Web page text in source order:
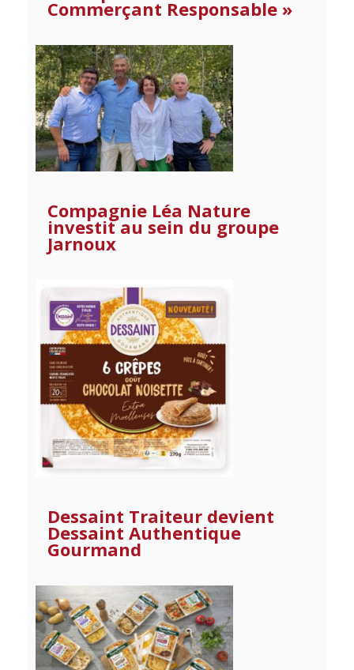
Commerçant Responsable »
Compagnie Léa Nature
investit au sein du groupe
Jarnoux
Dessaint Traiteur devient
Dessaint Authentique
Gourmand